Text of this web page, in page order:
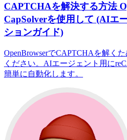
CAPTCHAを解決する方法
CapSolverを使用して (AIエ
ションガイド)
OpenBrowserでCAPTCHAを解く
ください。AIエージェント用に
簡単に自動化します。